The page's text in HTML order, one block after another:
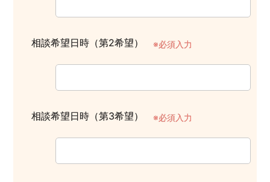
相談希望日時（第2希望） ※必須入力
相談希望日時（第3希望） ※必須入力